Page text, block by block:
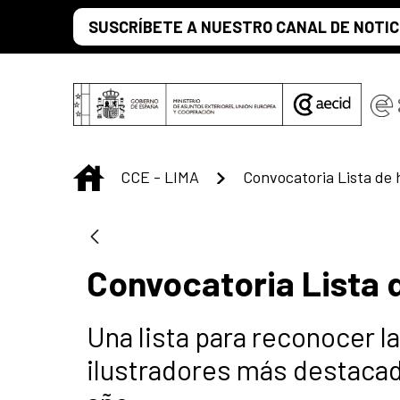
Saltar al contenido principal
SUSCRÍBETE A NUESTRO CANAL DE
INICIO
CCE - LIMA Convocatoria Lista de
Convocatoria Lista
Una lista para reconocer
ilustradores más